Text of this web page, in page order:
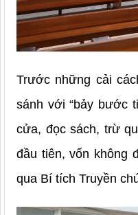
Trước những cải
sánh với “bảy bước
cửa, đọc sách, trừ
đầu tiên, vốn không
qua Bí tích Truyền